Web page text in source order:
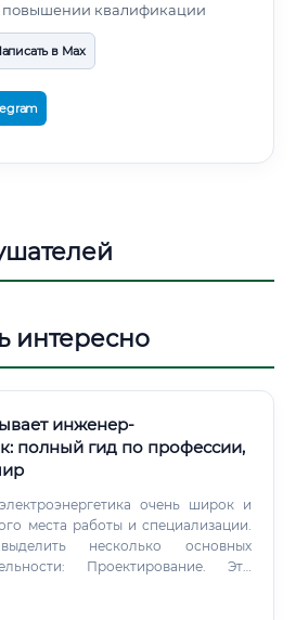
повышении квалификации
в Max
интересно
инженер-
полный гид по профессии,
очень широк и
места работы и специализации.
несколько основных
Это
подстанций,